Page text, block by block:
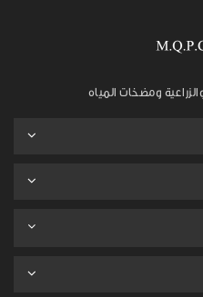
ومضخات المياه